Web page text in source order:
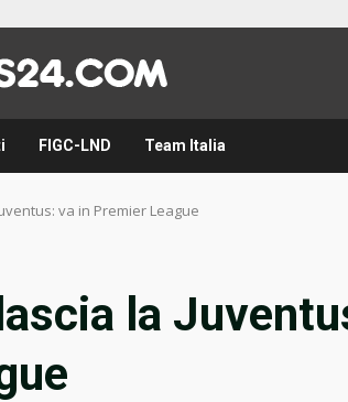
FIGC-LND Team Italia
va in Premier League
la